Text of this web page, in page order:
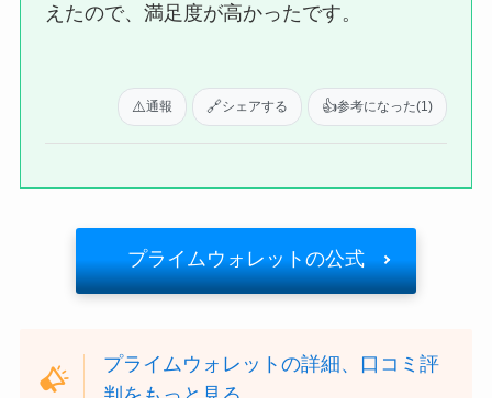
えたので、満足度が高かったです。
👍参考になった(1)
🔗シェアする
⚠️通報
プライムウォレットの公式
プライムウォレットの詳細、口コミ評